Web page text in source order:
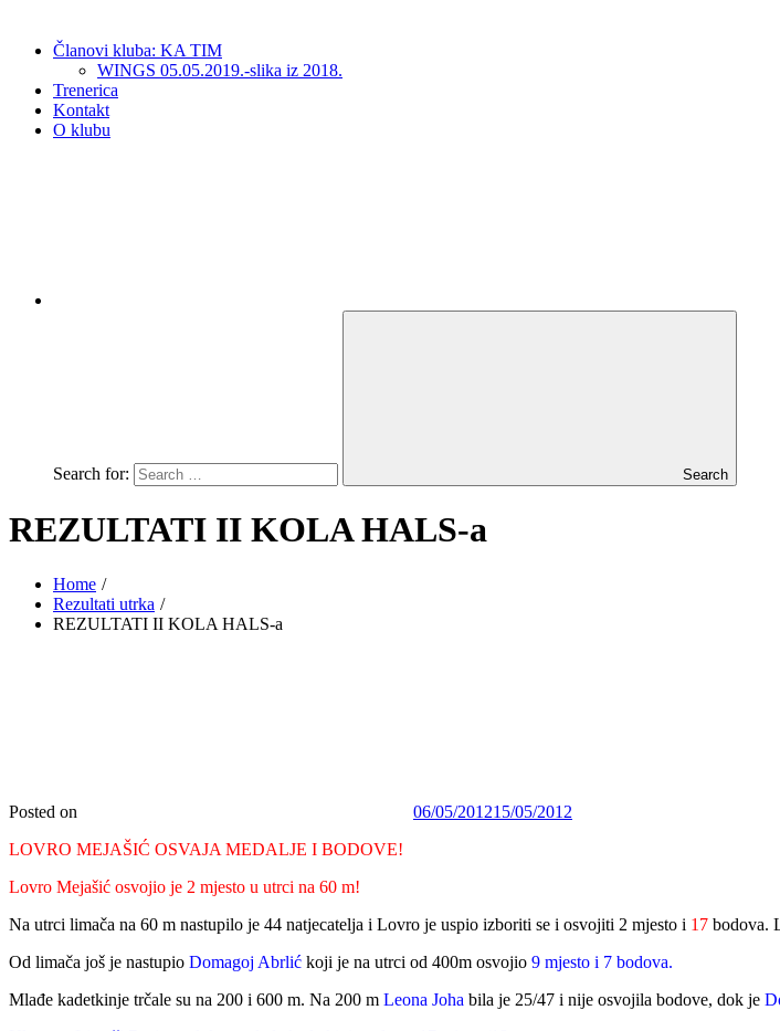
Članovi kluba: KA TIM
WINGS 05.05.2019.-slika iz 2018.
Trenerica
Kontakt
O klubu
Search for: Search
REZULTATI II KOLA HALS-a
Home
Rezultati utrka
REZULTATI II KOLA HALS-a
Posted on 06/05/201215/05/2012
LOVRO MEJAŠIĆ OSVAJA MEDALJE I BODOVE!
Lovro Mejašić osvojio je 2 mjesto u utrci na 60 m!
Na utrci limača na 60 m nastupilo je 44 natjecatelja i Lovro je uspio izboriti se i osvojiti 2 mjesto i 17 bodova.
Od limača još je nastupio Domagoj Abrlić koji je na utrci od 400m osvojio 9 mjesto i 7 bodova.
Mlađe kadetkinje trčale su na 200 i 600 m. Na 200 m Leona Joha bila je 25/47 i nije osvojila bodove, dok je